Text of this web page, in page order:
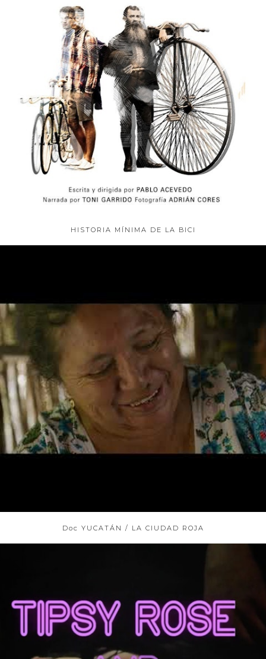
HISTORIA MÍNIMA DE LA BICI
Doc YUCATÁN / LA CIUDAD ROJA